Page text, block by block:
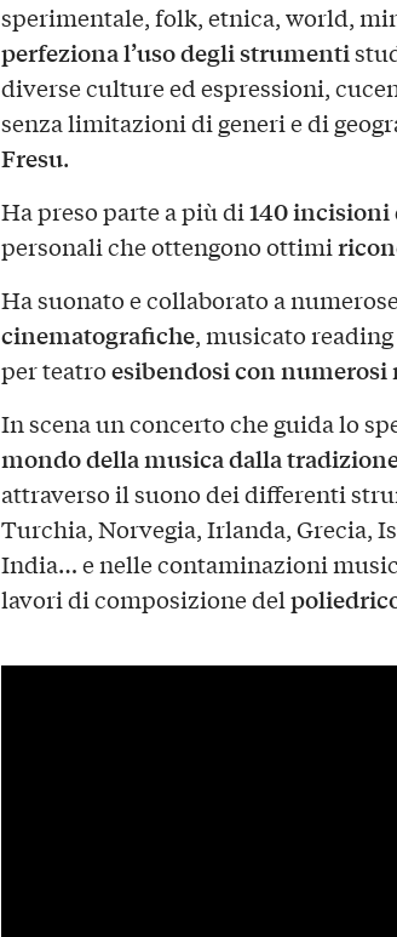
sperimentale, folk, etnica, world,
perfeziona l’uso degli strumenti
diverse culture ed espressioni,
senza limitazioni di generi e di
Fresu.
Ha preso parte a più di140 incisioni
personali che ottengono ottimi
Ha suonato e collaborato a
cinematografiche, musicato
per teatroesibendosi con numerosi
In scena un concerto che guida lo
mondo della musica dalla
attraverso il suono dei differenti
Turchia, Norvegia, Irlanda, Grecia,
India… e nelle contaminazioni
lavori di composizione del